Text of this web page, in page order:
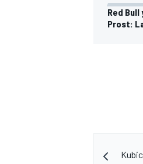
Red
Prost: